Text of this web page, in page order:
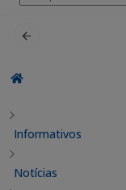
por:
Informativos
Notícias